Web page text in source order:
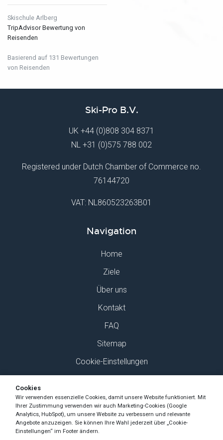
Skischule Arlberg
TripAdvisor Bewertung von
Reisenden
Basierend auf 131 Bewertungen
von Reisenden
Ski-Pro B.V.
UK +44 (0)808 304 8371
NL +31 (0)575 788 002
Registered under Dutch Chamber of Commerce no.
76144720
VAT: NL860523263B01
Navigation
Home
Ziele
Über uns
Kontakt
FAQ
Sitemap
Cookie-Einstellungen
Finden Sie uns auf Social Media
Cookies
Wir verwenden essenzielle Cookies, damit unsere Website funktioniert. Mit
Ihrer Zustimmung verwenden wir auch Marketing-Cookies (Google
Analytics, HubSpot), um unsere Website zu verbessern und relevante
Angebote anzuzeigen. Sie können Ihre Wahl jederzeit über „Cookie-
Einstellungen“ im Footer ändern.